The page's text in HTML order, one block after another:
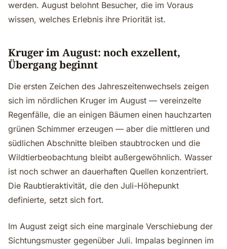
werden. August belohnt Besucher, die im Voraus
wissen, welches Erlebnis ihre Priorität ist.
Kruger im August: noch exzellent,
Übergang beginnt
Die ersten Zeichen des Jahreszeitenwechsels zeigen
sich im nördlichen Kruger im August — vereinzelte
Regenfälle, die an einigen Bäumen einen hauchzarten
grünen Schimmer erzeugen — aber die mittleren und
südlichen Abschnitte bleiben staubtrocken und die
Wildtierbeobachtung bleibt außergewöhnlich. Wasser
ist noch schwer an dauerhaften Quellen konzentriert.
Die Raubtieraktivität, die den Juli-Höhepunkt
definierte, setzt sich fort.
Im August zeigt sich eine marginale Verschiebung der
Sichtungsmuster gegenüber Juli. Impalas beginnen im